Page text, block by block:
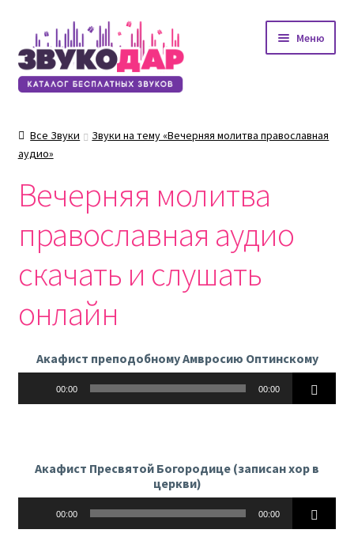
Перейти
к
навигации
Перейти
к
содержимому
Меню
Все Звуки
Звуки на тему «Вечерняя молитва православная
аудио»
Вечерняя молитва
православная аудио
скачать и слушать
онлайн
Акафист преподобному Амвросию Оптинскому
00:00 00:00
Акафист Пресвятой Богородице (записан хор в
церкви)
00:00 00:00